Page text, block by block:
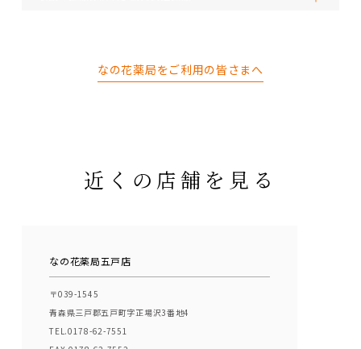
なの花薬局をご利用の皆さまへ
近くの店舗を見る
なの花薬局五戸店
〒039-1545
青森県三戸郡五戸町字正場沢3番地4
TEL.0178-62-7551